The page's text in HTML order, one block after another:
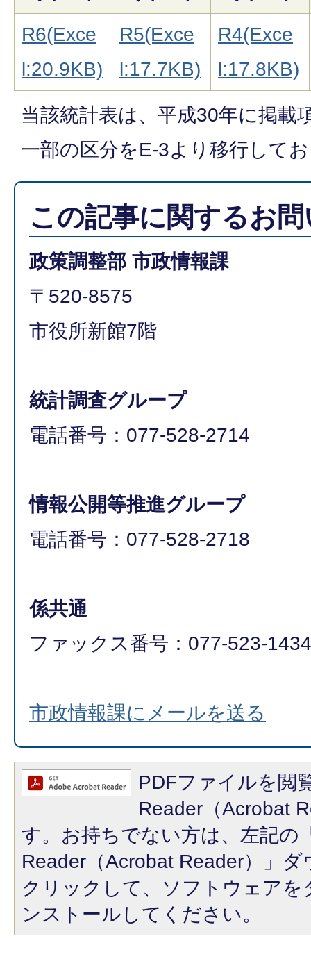
R6(Exce
l:20.9KB)
R5(Exce
l:17.7KB)
R4(Exce
l:17.8KB)
当該統計表は、平成30年に掲載
一部の区分をE-3より移行して
この記事に関するお
政策調整部 市政情報課
〒520-8575
市役所新館7階
統計調査グループ
電話番号：077-528-2714
情報公開等推進グループ
電話番号：077-528-2718
係共通
ファックス番号：077-523-1434
市政情報課にメールを送る
PDFファイルを閲
Reader（Acrobat
す。お持ちでない方は、左記の
Reader（Acrobat Reader）」
クリックして、ソフトウェア
ンストールしてください。